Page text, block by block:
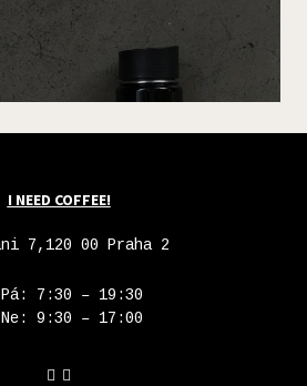
I NEED COFFEE!
7,120 00 Praha 2
Pá: 7:30 – 19:30
Ne: 9:30 – 17:00